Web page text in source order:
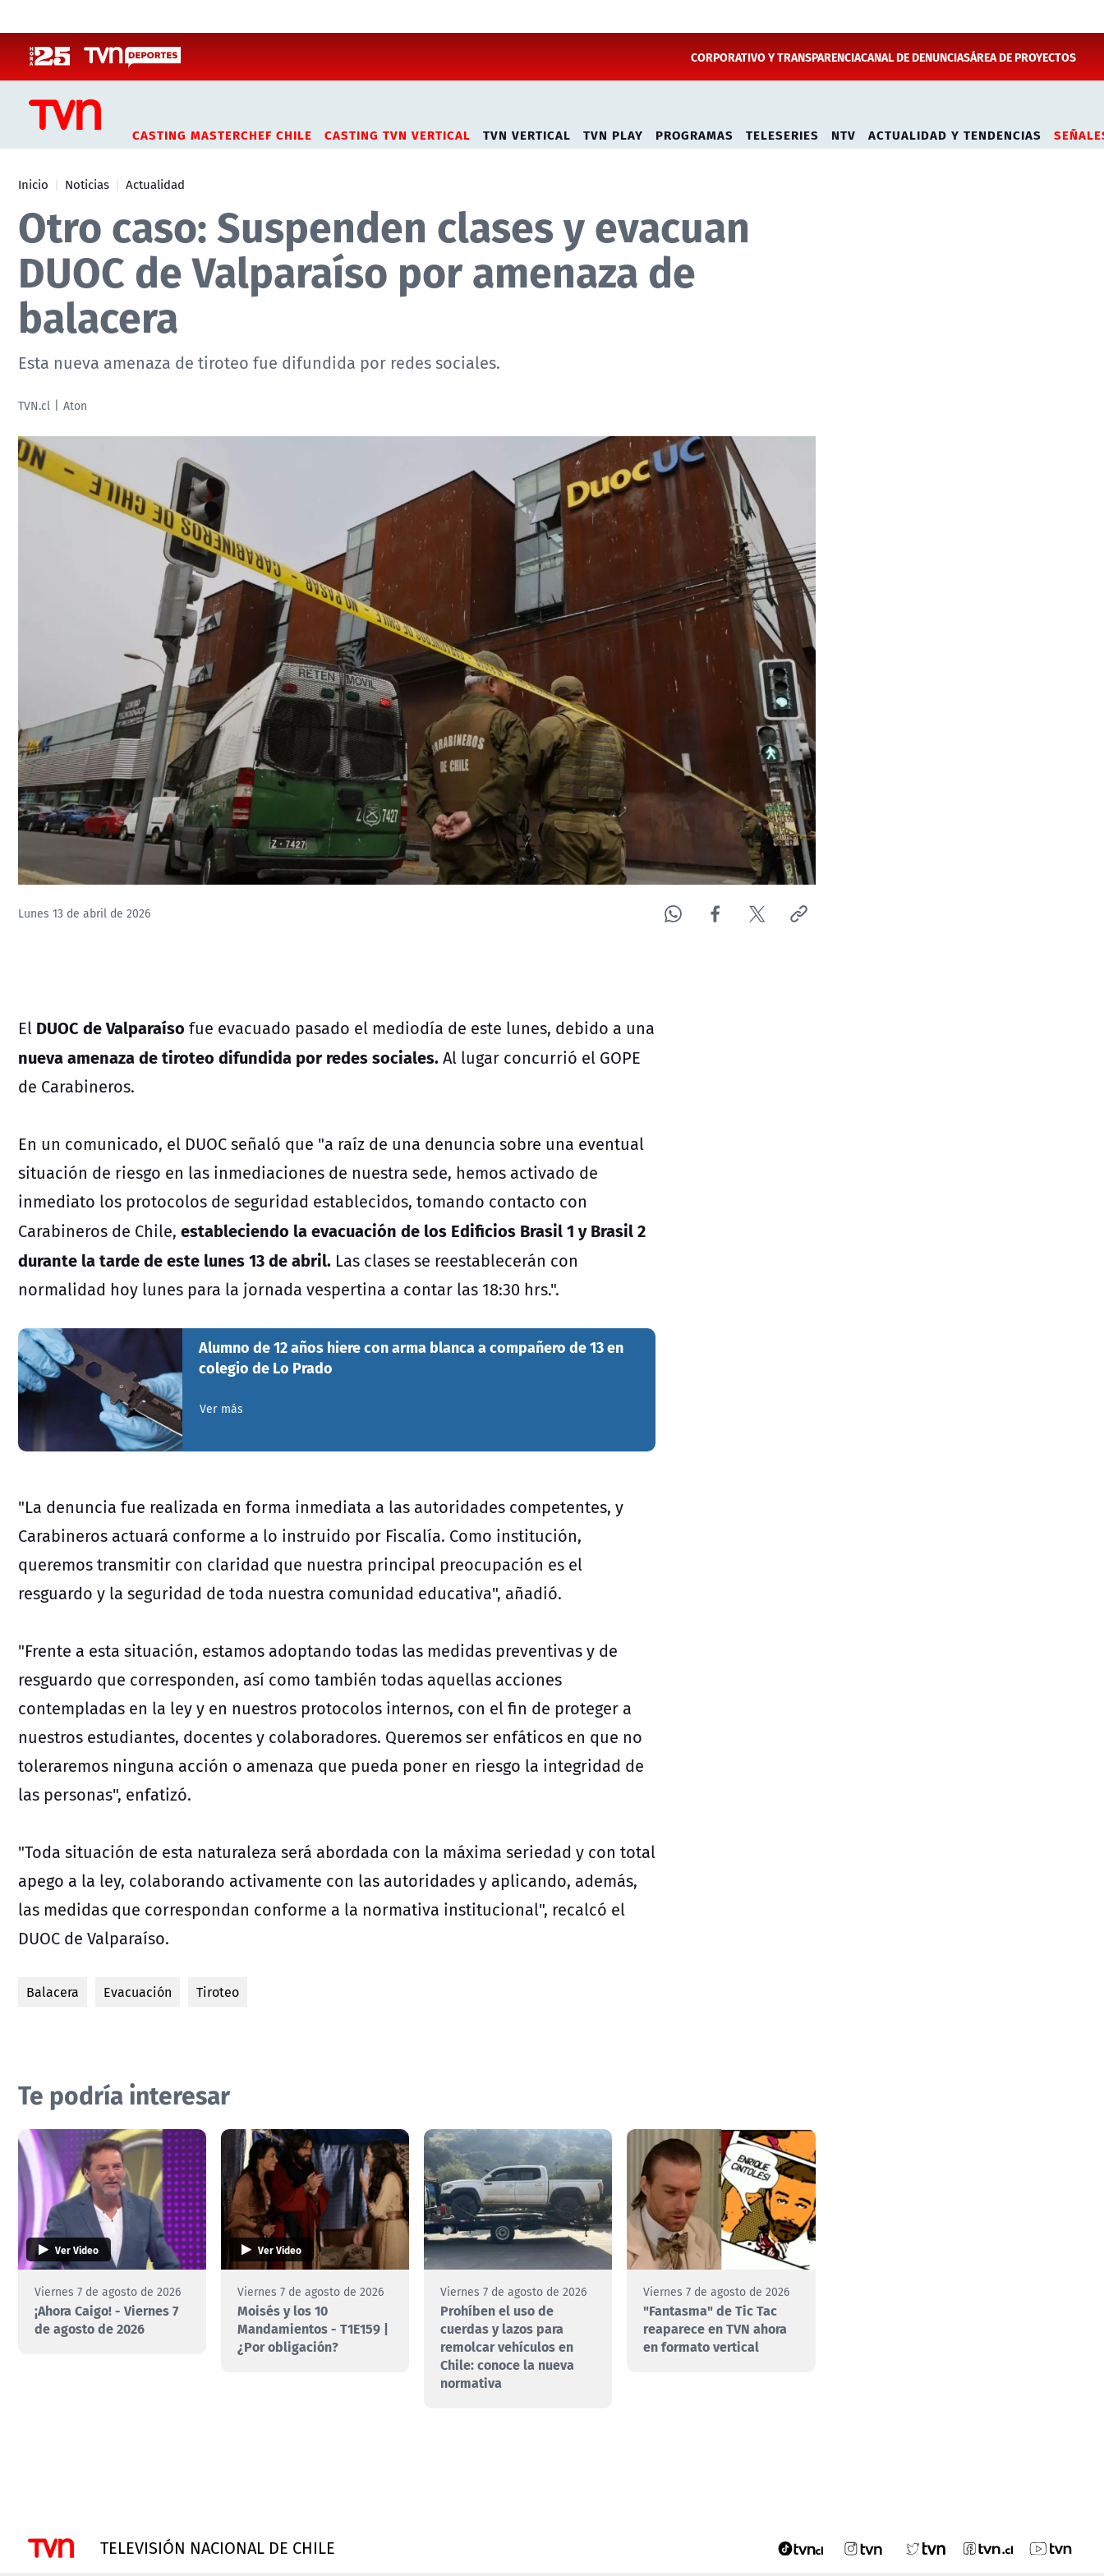
CORPORATIVO Y TRANSPARENCIACANAL DE DENUNCIASÁREA DE PROYECTOS
CASTING MASTERCHEF CHILE CASTING TVN VERTICAL TVN VERTICAL TVN PLAY PROGRAMAS TELESERIES NTV ACTUALIDAD Y TENDENCIAS
Inicio Noticias Actualidad
Otro caso: Suspenden clases y evacuan
DUOC de Valparaíso por amenaza de
balacera
Esta nueva amenaza de tiroteo fue difundida por redes sociales.
TVN.cl Aton
Lunes 13 de abril de 2026
El DUOC de Valparaíso fue evacuado pasado el mediodía de este lunes, debido a una
nueva amenaza de tiroteo difundida por redes sociales.Al lugar concurrió el GOPE
de Carabineros.
En un comunicado, el DUOC señaló que "a raíz de una denuncia sobre una eventual
situación de riesgo en las inmediaciones de nuestra sede, hemos activado de
inmediato los protocolos de seguridad establecidos, tomando contacto con
Carabineros de Chile, estableciendo la evacuación de los Edificios Brasil 1 y Brasil 2
durante la tarde de este lunes 13 de abril. Las clases se reestablecerán con
normalidad hoy lunes para la jornada vespertina a contar las 18:30 hrs.".
Alumno de 12 años hiere con arma blanca a compañero de 13 en
colegio de Lo Prado
Ver más
"La denuncia fue realizada en forma inmediata a las autoridades competentes, y
Carabineros actuará conforme a lo instruido por Fiscalía. Como institución,
queremos transmitir con claridad que nuestra principal preocupación es el
resguardo y la seguridad de toda nuestra comunidad educativa", añadió.
"Frente a esta situación, estamos adoptando todas las medidas preventivas y de
resguardo que corresponden, así como también todas aquellas acciones
contempladas en la ley y en nuestros protocolos internos, con el fin de proteger a
nuestros estudiantes, docentes y colaboradores. Queremos ser enfáticos en que no
toleraremos ninguna acción o amenaza que pueda poner en riesgo la integridad de
las personas", enfatizó.
"Toda situación de esta naturaleza será abordada con la máxima seriedad y con total
apego a la ley, colaborando activamente con las autoridades y aplicando, además,
las medidas que correspondan conforme a la normativa institucional", recalcó el
DUOC de Valparaíso.
Balacera Evacuación Tiroteo
Te podría interesar
Ver Video
Viernes 7 de agosto de 2026
¡Ahora Caigo! - Viernes 7
de agosto de 2026
Ver Video
Viernes 7 de agosto de 2026
Moisés y los 10
Mandamientos - T1E159 |
¿Por obligación?
Viernes 7 de agosto de 2026
Prohíben el uso de
cuerdas y lazos para
remolcar vehículos en
Chile: conoce la nueva
normativa
Viernes 7 de agosto de 2026
"Fantasma" de Tic Tac
reaparece en TVN ahora
en formato vertical
TELEVISIÓN NACIONAL DE CHILE